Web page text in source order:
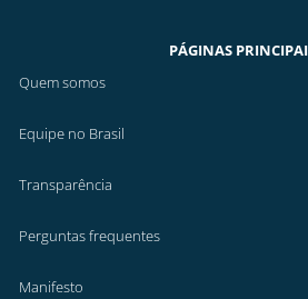
PÁGINAS
Quem somos
Equipe no Brasil
Transparência
Perguntas frequentes
Manifesto